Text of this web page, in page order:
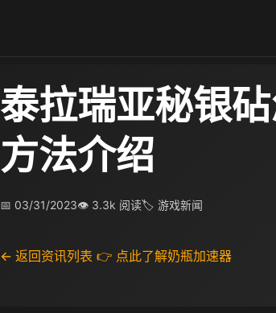
泰拉瑞亚秘银
方法介绍
📅 03/31/2023👁 3.3k 阅读🏷 游戏新闻
← 返回资讯列表 👉 点此了解奶瓶加速器